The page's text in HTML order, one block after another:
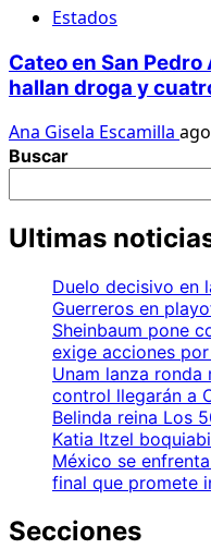
Estados
Cateo en San
hallan droga y
Ana Gisela Escamilla
Buscar
Ultimas
Duelo decisivo en
Guerreros en
Sheinbaum pone
exige acciones
Unam lanza ronda
control llegarán a
Belinda reina Los
Katia Itzel
México se
final que promete
Secciones